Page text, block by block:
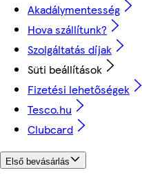
Akadálymentesség
Hova szállítunk?
Szolgáltatás díjak
Süti beállítások
Fizetési lehetőségek
Tesco.hu
Clubcard
Első bevásárlás